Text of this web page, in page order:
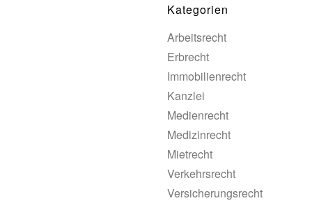
Kategorien
Arbeitsrecht
Erbrecht
Immobilienrecht
Kanzlei
Medienrecht
Medizinrecht
Mietrecht
Verkehrsrecht
Versicherungsrecht